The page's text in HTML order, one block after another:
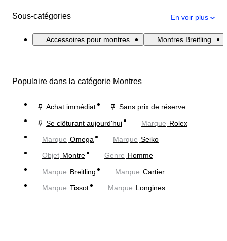
Sous-catégories En voir plus
Accessoires pour montres Montres Breitling
Populaire dans la catégorie Montres
Achat immédiat
Sans prix de réserve
Se clôturant aujourd'hui
Marque Rolex
Marque Omega Marque Seiko
Objet Montre Genre Homme
Marque Breitling Marque Cartier
Marque Tissot Marque Longines